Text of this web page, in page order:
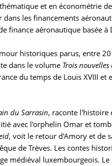
et en économétrie
les financements
finance aéronautique basée à
historiques parus, entre
dans le volume Trois
du temps de Louis XVIII et
du Sarrasin, raconte l'histoire
avec l'orphelin Omar et
, voit le retour d'Amory et de
de Trèves. Les contes
médiéval luxembourgeois. Le